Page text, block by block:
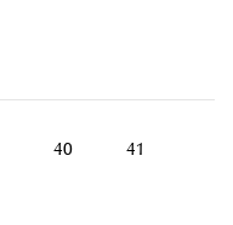
40 41